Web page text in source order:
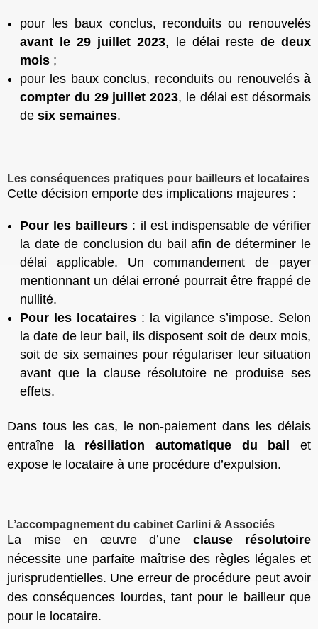
pour les baux conclus, reconduits ou renouvelés
avant le 29 juillet 2023, le délai reste dedeux
mois ;
pour les baux conclus, reconduits ou renouvelés à
compter du 29 juillet 2023, le délai est désormais
de six semaines.
Les conséquences pratiques pour bailleurs et locataires
Cette décision emporte des implications majeures :
Pour les bailleurs : il est indispensable de vérifier
la date de conclusion du bail afin de déterminer le
délai applicable. Un commandement de payer
mentionnant un délai erroné pourrait être frappé de
nullité.
Pour les locataires : la vigilance s’impose. Selon
la date de leur bail, ils disposent soit de deux mois,
soit de six semaines pour régulariser leur situation
avant que la clause résolutoire ne produise ses
effets.
Dans tous les cas, le non-paiement dans les délais
entraîne la résiliation automatique du bail
et
expose le locataire à une procédure d’expulsion.
L’accompagnement du cabinet Carlini & Associés
La mise en œuvre d’une clause résolutoire
nécessite une parfaite maîtrise des règles légales et
jurisprudentielles. Une erreur de procédure peut avoir
des conséquences lourdes, tant pour le bailleur que
pour le locataire.